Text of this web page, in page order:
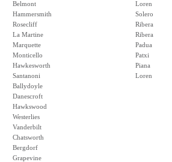
Belmont
Hammersmith
Rosecliff
La Martine
Marquette
Monticello
Hawkesworth
Santanoni
Ballydoyle
Danescroft
Hawkswood
Westerlies
Vanderbilt
Chatsworth
Bergdorf
Grapevine
Loren
Solero
Ribera
Ribera
Padua
Patxi
Piana
Loren